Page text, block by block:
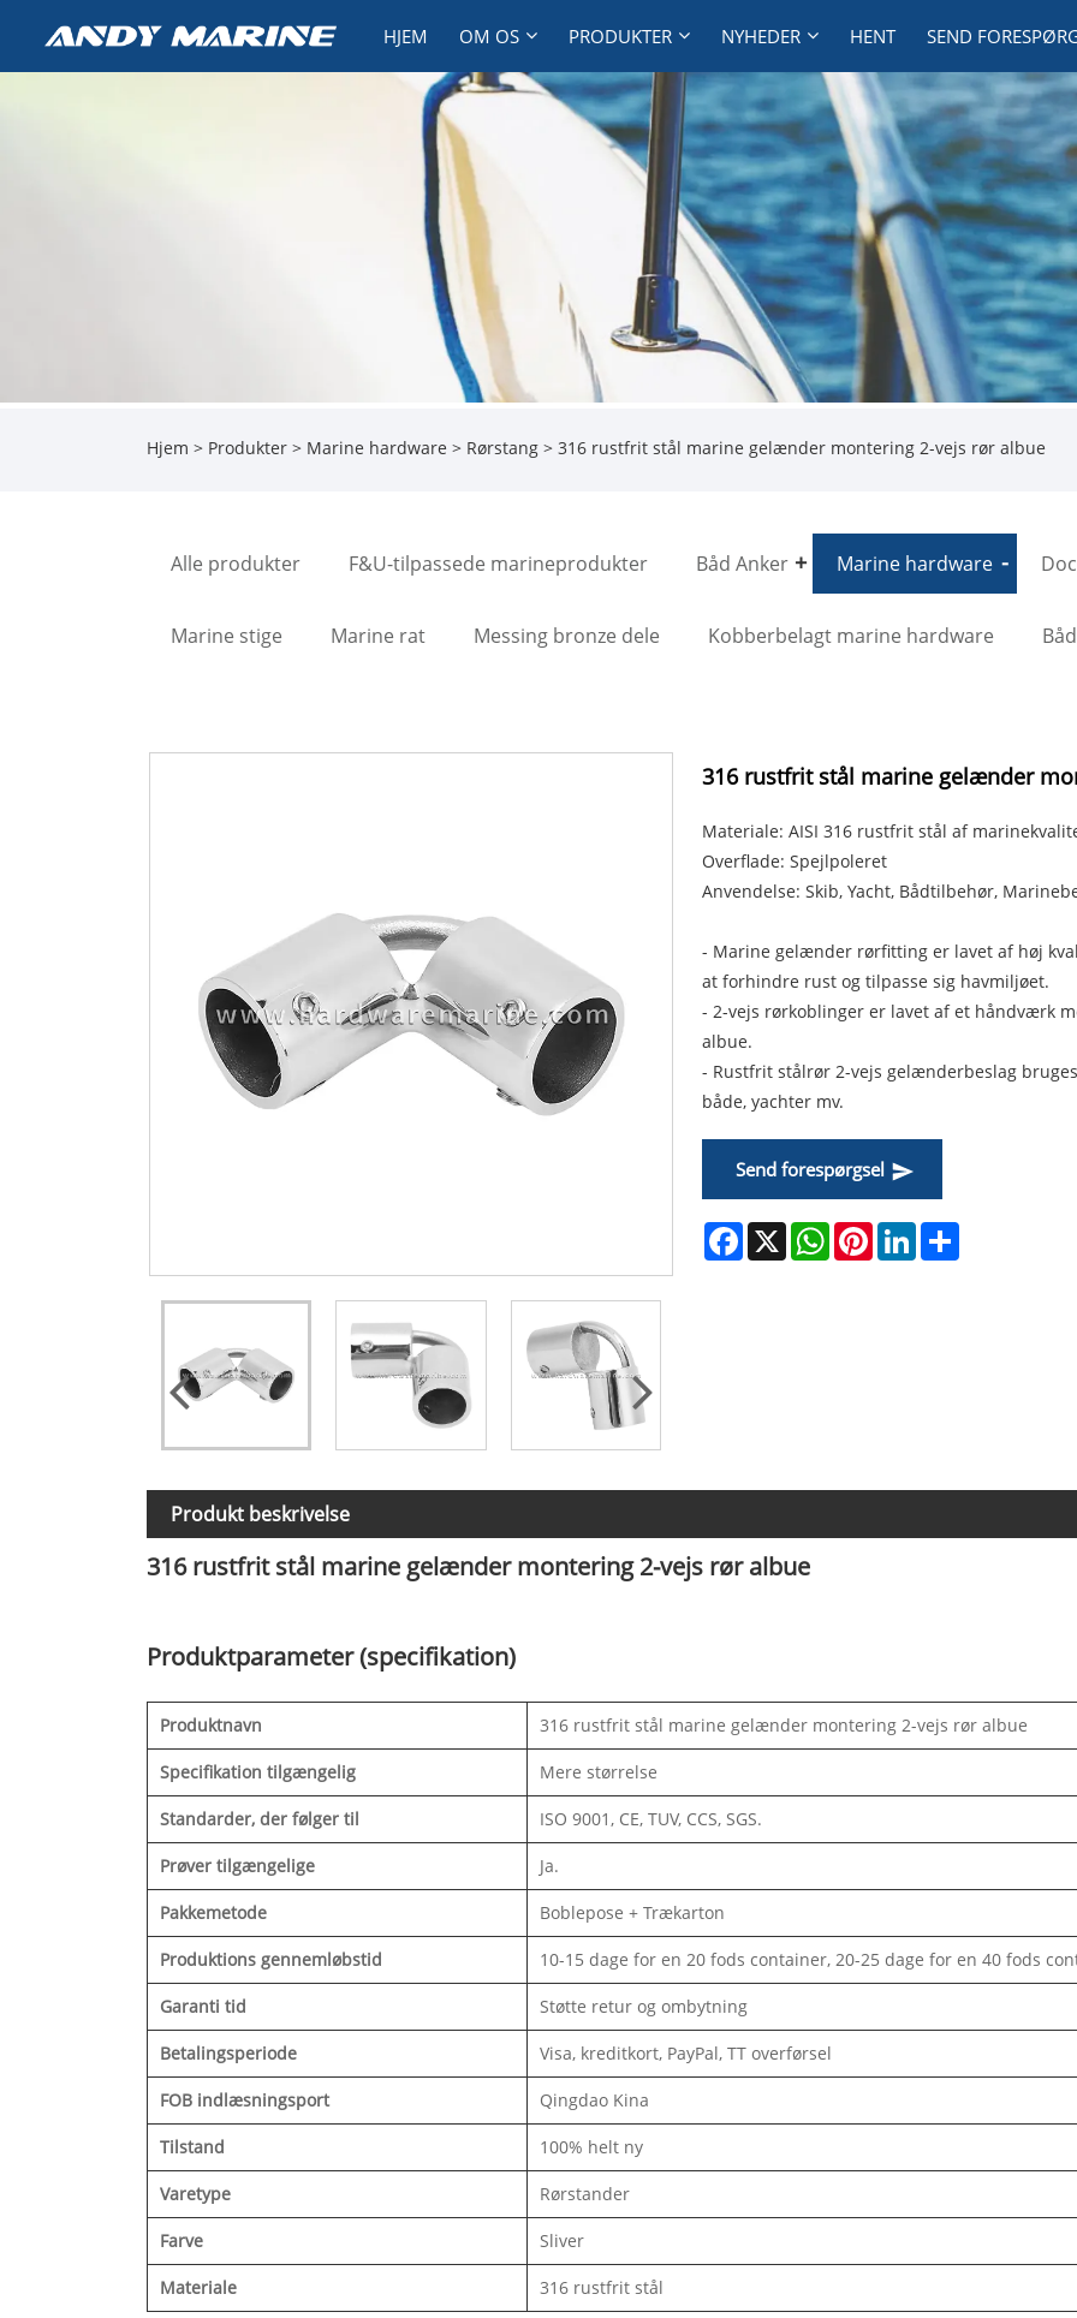
HJEM OM OS PRODUKTER NYHEDER HENT SEND
Hjem > Produkter > Marine hardware > Rørstang > 316 rustfrit stål marine gelænder montering 2-vejs rør albue
Alle produkter F&U-tilpassede marineprodukter Båd Anker Marine hardware
Marine stige Marine rat Messing bronze dele Kobberbelagt marine hardware
316 rustfrit stål marine gelænder
Materiale: AISI 316 rustfrit stål af
Overflade: Spejlpoleret
Anvendelse: Skib, Yacht, Bådtilbehør,
- Marine gelænder rørfitting er lavet af høj
at forhindre rust og tilpasse sig havmiljøet.
- 2-vejs rørkoblinger er lavet af et håndværk
albue.
- Rustfrit stålrør 2-vejs gelænderbeslag
både, yachter mv.
Send forespørgsel
Facebook
X WhatsAppPinterestLinkedIn
Produkt beskrivelse
316 rustfrit stål marine gelænder montering 2-vejs rør albue
Produktparameter (specifikation)
Produktnavn 316 rustfrit stål marine gelænder montering 2-vejs rør albue
Specifikation tilgængelig Mere størrelse
Standarder, der følger til ISO 9001, CE, TUV, CCS, SGS.
Prøver tilgængelige Ja.
Pakkemetode Boblepose + Trækarton
Produktions gennemløbstid 10-15 dage for en 20 fods container, 20-25 dage for en 40 fods
Garanti tid Støtte retur og ombytning
Betalingsperiode Visa, kreditkort, PayPal, TT overførsel
FOB indlæsningsport Qingdao Kina
Tilstand 100% helt ny
Varetype Rørstander
Farve Sliver
Materiale 316 rustfrit stål